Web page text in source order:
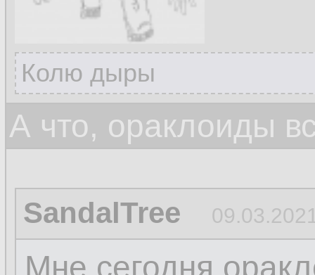
Колю дыры
А что, ораклоиды
SandalTree
Мне сегодня